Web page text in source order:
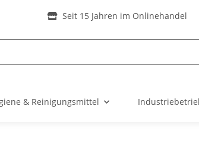
Seit 15 Jahren im Onlinehandel
& Reinigungsmittel